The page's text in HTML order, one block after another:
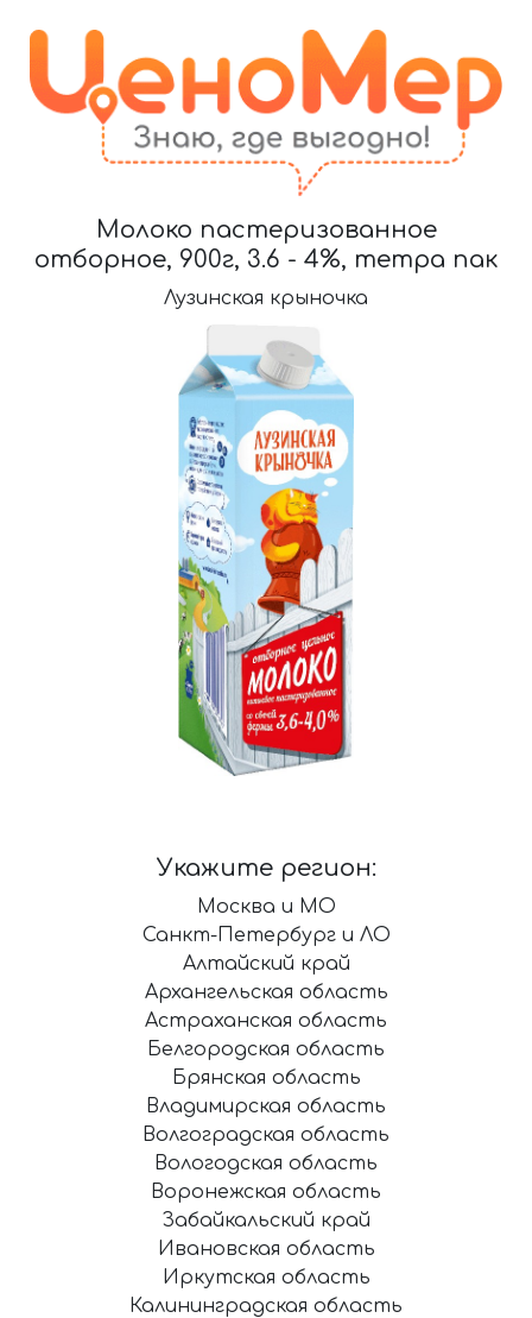
Молоко пастеризованное
отборное, 900г, 3.6 - 4%, тетра пак
Лузинская крыночка
Укажите регион:
Москва и МО
Санкт-Петербург и ЛО
Алтайский край
Архангельская область
Астраханская область
Белгородская область
Брянская область
Владимирская область
Волгоградская область
Вологодская область
Воронежская область
Забайкальский край
Ивановская область
Иркутская область
Калининградская область